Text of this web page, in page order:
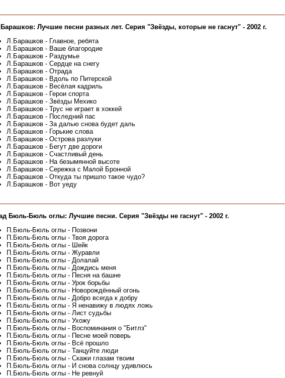
Лучшие песни разных лет. Серия "Звёзды, которые не гаснут" - 2002 г.
Л.Барашков - Главное, ребята
Л.Барашков - Ваше благородие
Л.Барашков - Раздумье
Л.Барашков - Сердце на снегу
Л.Барашков - Отрада
Л.Барашков - Вдоль по Питерской
Л.Барашков - Весёлая кадриль
Л.Барашков - Герои спорта
Л.Барашков - Звёзды Мехико
Л.Барашков - Трус не играет в хоккей
Л.Барашков - Последний пас
Л.Барашков - За далью снова будет даль
Л.Барашков - Горькие слова
Л.Барашков - Острова разлуки
Л.Барашков - Бегут две дороги
Л.Барашков - Счастливый день
Л.Барашков - На безымянной высоте
Л.Барашков - Сережка с Малой Бронной
Л.Барашков - Откуда ты пришло такое чудо?
Л.Барашков - Вот уеду
Бюль-Бюль оглы: Лучшие песни. Серия "Звёзды не гаснут" - 2002 г.
П.Бюль-Бюль оглы - Позвони
П.Бюль-Бюль оглы - Твоя дорога
П.Бюль-Бюль оглы - Шейк
П.Бюль-Бюль оглы - Журавли
П.Бюль-Бюль оглы - Долалай
П.Бюль-Бюль оглы - Дождись меня
П.Бюль-Бюль оглы - Песня на башне
П.Бюль-Бюль оглы - Урок борьбы
П.Бюль-Бюль оглы - Новорождённый огонь
П.Бюль-Бюль оглы - Добро всегда к добру
П.Бюль-Бюль оглы - Я ненавижу в людях ложь
П.Бюль-Бюль оглы - Лист судьбы
П.Бюль-Бюль оглы - Ухожу
П.Бюль-Бюль оглы - Воспоминания о "Битлз"
П.Бюль-Бюль оглы - Песне моей поверь
П.Бюль-Бюль оглы - Всё прошло
П.Бюль-Бюль оглы - Танцуйте люди
П.Бюль-Бюль оглы - Скажи глазам твоим
П.Бюль-Бюль оглы - И снова солнцу удивлюсь
П.Бюль-Бюль оглы - Не ревнуй